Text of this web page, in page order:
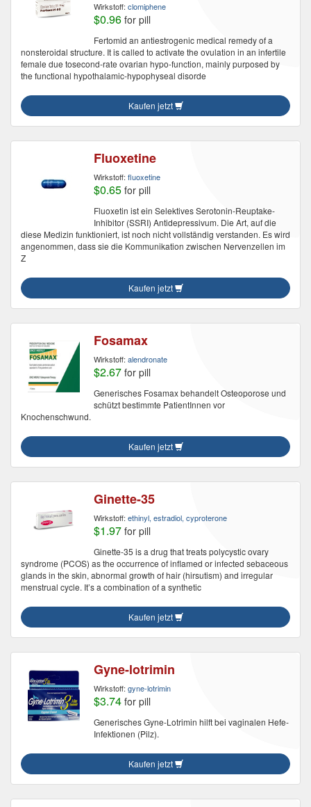
Wirkstoff: clomiphene
$0.96 for pill
Fertomid an antiestrogenic medical remedy of a
nonsteroidal structure. It is called to activate the ovulation in an infertile
female due tosecond-rate ovarian hypo-function, mainly purposed by
the functional hypothalamic-hypophyseal disorde
Kaufen jetzt
Fluoxetine
Wirkstoff: fluoxetine
$0.65 for pill
Fluoxetin ist ein Selektives Serotonin-Reuptake-
Inhibitor (SSRI) Antidepressivum. Die Art, auf die
diese Medizin funktioniert, ist noch nicht vollständig verstanden. Es wird
angenommen, dass sie die Kommunikation zwischen Nervenzellen im
Z
Kaufen jetzt
Fosamax
Wirkstoff: alendronate
$2.67 for pill
Generisches Fosamax behandelt Osteoporose und
schützt bestimmte PatientInnen vor
Knochenschwund.
Kaufen jetzt
Ginette-35
Wirkstoff: ethinyl, estradiol, cyproterone
$1.97 for pill
Ginette-35 is a drug that treats polycystic ovary
syndrome (PCOS) as the occurrence of inflamed or infected sebaceous
glands in the skin, abnormal growth of hair (hirsutism) and irregular
menstrual cycle. It’s a combination of a synthetic
Kaufen jetzt
Gyne-lotrimin
Wirkstoff: gyne-lotrimin
$3.74 for pill
Generisches Gyne-Lotrimin hilft bei vaginalen Hefe-
Infektionen (Pilz).
Kaufen jetzt